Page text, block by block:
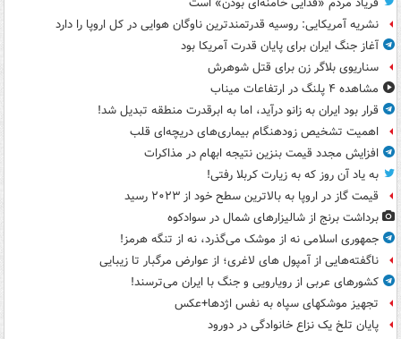
نشریه آمریکایی: روسیه قدرتمندترین ناوگان هوایی در کل اروپا را دارد
آغاز جنگ ایران برای پایان قدرت آمریکا بود
سناریوی بلاگر زن برای قتل شوهرش
مشاهده ۴ پلنگ در ارتفاعات میناب
قرار بود ایران به زانو درآید، اما به ابرقدرت منطقه تبدیل شد!
اهمیت تشخیص زودهنگام بیماری‌های دریچه‌ای قلب
افزایش مجدد قیمت بنزین نتیجه ابهام در مذاکرات
به یاد آن روز که به زیارت کربلا رفتی!
قیمت گاز در اروپا به بالاترین سطح خود از ۲۰۲۳ رسید
برداشت برنج از شالیزارهای شمال در سوادکوه
جمهوری اسلامی نه از موشک می‌گذرد، نه از تنگه هرمز!
ناگفته‌هایی از آمپول های لاغری؛ از عوارض مرگبار تا زیبایی
کشورهای عربی از رویارویی و جنگ با ایران می‌ترسند!
تجهیز موشکهای سپاه به نفس اژدها+عکس
پایان تلخ یک نزاع خانوادگی در دورود